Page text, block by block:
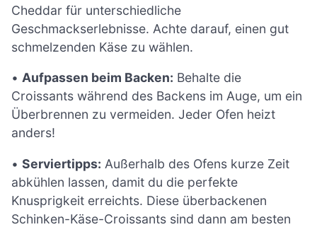
Cheddar für unterschiedliche
Geschmackserlebnisse. Achte darauf, einen gut
schmelzenden Käse zu wählen.
• Aufpassen beim Backen: Behalte die
Croissants während des Backens im Auge, um ein
Überbrennen zu vermeiden. Jeder Ofen heizt
anders!
• Serviertipps: Außerhalb des Ofens kurze Zeit
abkühlen lassen, damit du die perfekte
Knusprigkeit erreichts. Diese überbackenen
Schinken-Käse-Croissants sind dann am besten